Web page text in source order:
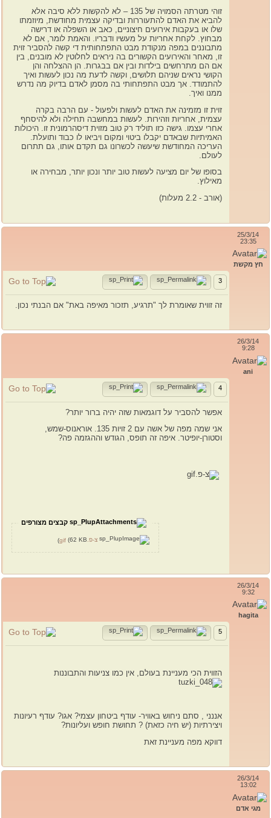
זוהי מטרתה הסמויה של 135 – לא להקשות ללא סיבה אלא
להביא את האדם להתעוררות ובדיקה עצמית מחודשת, מיוזמתו
שלו או בעקבות אירועים חיצוניים, כאב או השפלה או דרישה
מבחוץ. לקחת אחריות על מעשיו ודבריו. והאמת לומר, אם לא
מתבוננים במפה מנקודת מבט התפתחותית די קשה להסביר זוית
זו, מאחר והאירועים הקשורים בה ניראים לחלוטין לא מובנים, בין
אם הם מתרחשים בילדות ובין אם בבגרות. הן ההצלחה והן
הקושי נראים שניהם תלושים, וקשה לדעת מה נכון לעשות ואיך
להתמודד. אך מבט התפתחותי בה מסמן לאדם בדיוק מה נדרש
ממנו ואיך.
זוית זו מזמינה את האדם לעשות ולפעול - עם הרבה בקרה
עצמית, אחריות וזהירות. לעשות במחשבה תחילה ולא להיסחף
אחרי עצמו. גישה כזו תוליד רק טוב מזוית דיסהרמונית זו. היכולות
האמיתיות שבאדם יקבלו ביטוי ומקום ויביאו לו כבוד ותועלת.
העריכה המחודשת שיעשה לכשרונו גם תקדם אותו, גם תתרום
לעולם.
בסופו של יום מציעה לעשות טוב יותר ונכון יותר, מבחירה או
מאילוץ.
(אורב - 2.2 מעלות)
25/3/14
23:35
חץ מקשת
3
זה זווית שאומרת לך "תרגיע, תזכור מאיפה באת" אם הבנתי נכון.
26/3/14
9:28
ani
4
אפשר להסביר על דוגמאות שזה יהיה ברור יותר?
אני שמה מפה של אשה עם 2 זויות 135. אוראנוס-שמש,
וסטורן-יופיטר. איפה זה תופס, הגודש וההגזמה פה?
קבצים מצורפים
צ-פ.gif (62 KB)
26/3/14
9:32
hagita
5
הזווית הכי מעניינת בעולם, אין כמו צניעות והתבוננות
אננני , סתם ניחוש באוויר- עודף ביטחון עצמי? אגו? עודף רעיונות
ויצירתיות (יש חיה כזאת) ? תחושת חופש ועליונות?
דווקא מפה מעניינת זאת
26/3/14
13:02
מגי אדם